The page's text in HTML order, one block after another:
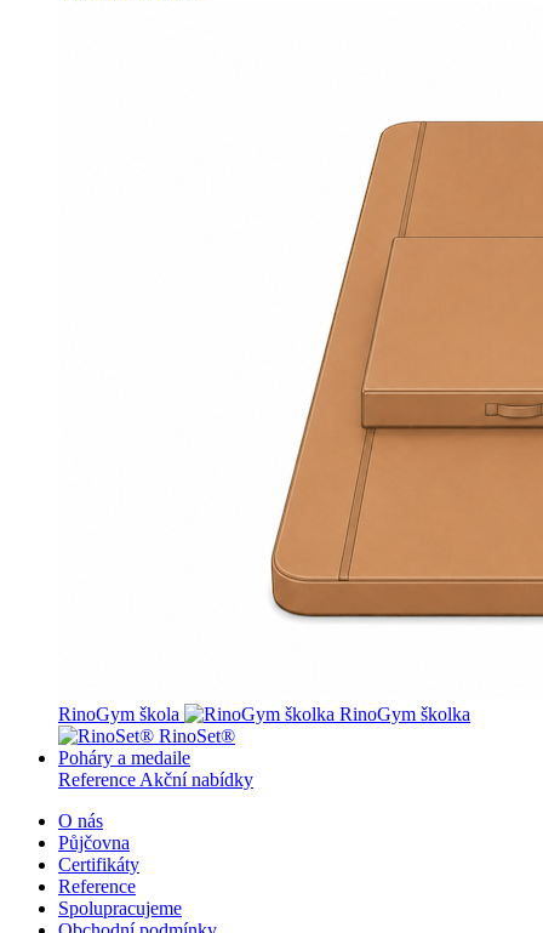
RinoGym škola
RinoGym školka
RinoSet®
Poháry a medaile
Reference Akční nabídky
O nás
Půjčovna
Certifikáty
Reference
Spolupracujeme